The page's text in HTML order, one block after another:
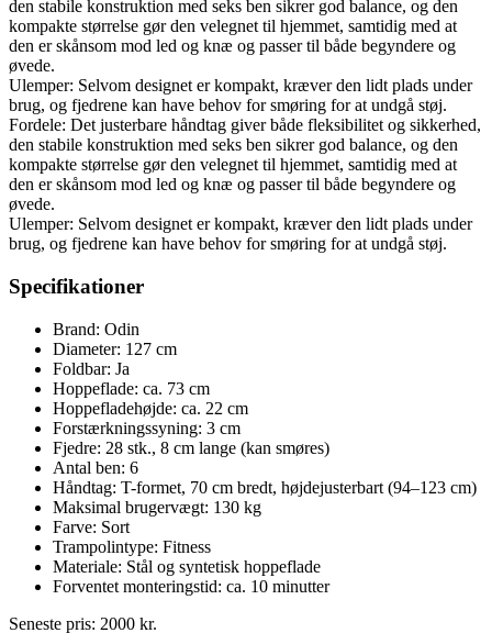
den stabile konstruktion med seks ben sikrer god balance, og den
kompakte størrelse gør den velegnet til hjemmet, samtidig med at
den er skånsom mod led og knæ og passer til både begyndere og
øvede.
Ulemper: Selvom designet er kompakt, kræver den lidt plads under
brug, og fjedrene kan have behov for smøring for at undgå støj.
Fordele: Det justerbare håndtag giver både fleksibilitet og sikkerhed,
den stabile konstruktion med seks ben sikrer god balance, og den
kompakte størrelse gør den velegnet til hjemmet, samtidig med at
den er skånsom mod led og knæ og passer til både begyndere og
øvede.
Ulemper: Selvom designet er kompakt, kræver den lidt plads under
brug, og fjedrene kan have behov for smøring for at undgå støj.
Specifikationer
Brand: Odin
Diameter: 127 cm
Foldbar: Ja
Hoppeflade: ca. 73 cm
Hoppefladehøjde: ca. 22 cm
Forstærkningssyning: 3 cm
Fjedre: 28 stk., 8 cm lange (kan smøres)
Antal ben: 6
Håndtag: T-formet, 70 cm bredt, højdejusterbart (94–123 cm)
Maksimal brugervægt: 130 kg
Farve: Sort
Trampolintype: Fitness
Materiale: Stål og syntetisk hoppeflade
Forventet monteringstid: ca. 10 minutter
Seneste pris: 2000 kr.